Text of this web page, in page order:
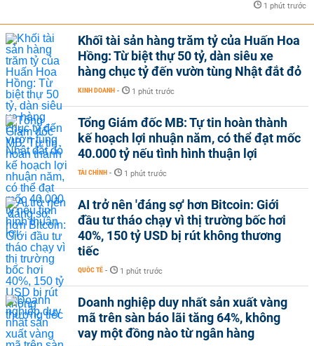
1 phút trước
Khối tài sản hàng trăm tỷ của Huấn Hoa
Hồng: Từ biệt thự 50 tỷ, dàn siêu xe
hàng chục tỷ đến vườn tùng Nhật đắt đỏ
KINH DOANH - 1 phút trước
Tổng Giám đốc MB: Tự tin hoàn thành
kế hoạch lợi nhuận năm, có thể đạt mốc
40.000 tỷ nếu tình hình thuận lợi
TÀI CHÍNH - 1 phút trước
AI trở nên 'đáng sợ' hơn Bitcoin: Giới
đầu tư tháo chạy vì thị trường bốc hơi
40%, 150 tỷ USD bị rút không thương
tiếc
QUỐC TẾ - 1 phút trước
Doanh nghiệp duy nhất sản xuất vàng
mã trên sàn báo lãi tăng 64%, không
vay một đồng nào từ ngân hàng